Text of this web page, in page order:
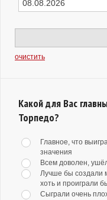
очистить
Какой для Вас
Торпедо?
Главное, что
значения
Всем доволен,
Лучше бы создали
хоть и проиграли
Сыграли очень